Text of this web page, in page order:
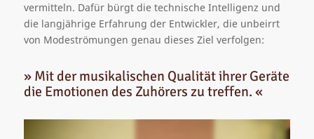
vermitteln. Dafür bürgt die technische Intelligenz und
die langjährige Erfahrung der Entwickler, die unbeirrt
von Modeströmungen genau dieses Ziel verfolgen:
» Mit der musikalischen Qualität ihrer Geräte
die Emotionen des Zuhörers zu treffen. «